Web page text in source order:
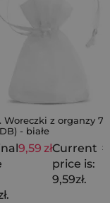
Woreczki z organzy 7
- białe
9,59 złCurrent
price is:
9,59zł.